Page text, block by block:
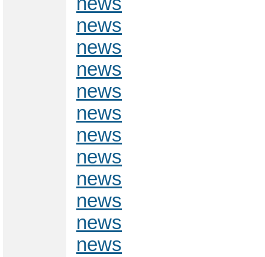
news
news
news
news
news
news
news
news
news
news
news